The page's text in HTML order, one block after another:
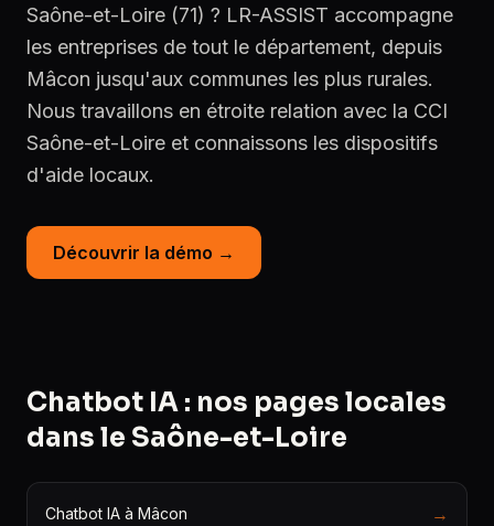
Saône-et-Loire (71) ? LR-ASSIST accompagne
les entreprises de tout le département, depuis
Mâcon jusqu'aux communes les plus rurales.
Nous travaillons en étroite relation avec la CCI
Saône-et-Loire et connaissons les dispositifs
d'aide locaux.
Découvrir la démo →
Chatbot IA : nos pages locales
dans le Saône-et-Loire
Chatbot IA à Mâcon →